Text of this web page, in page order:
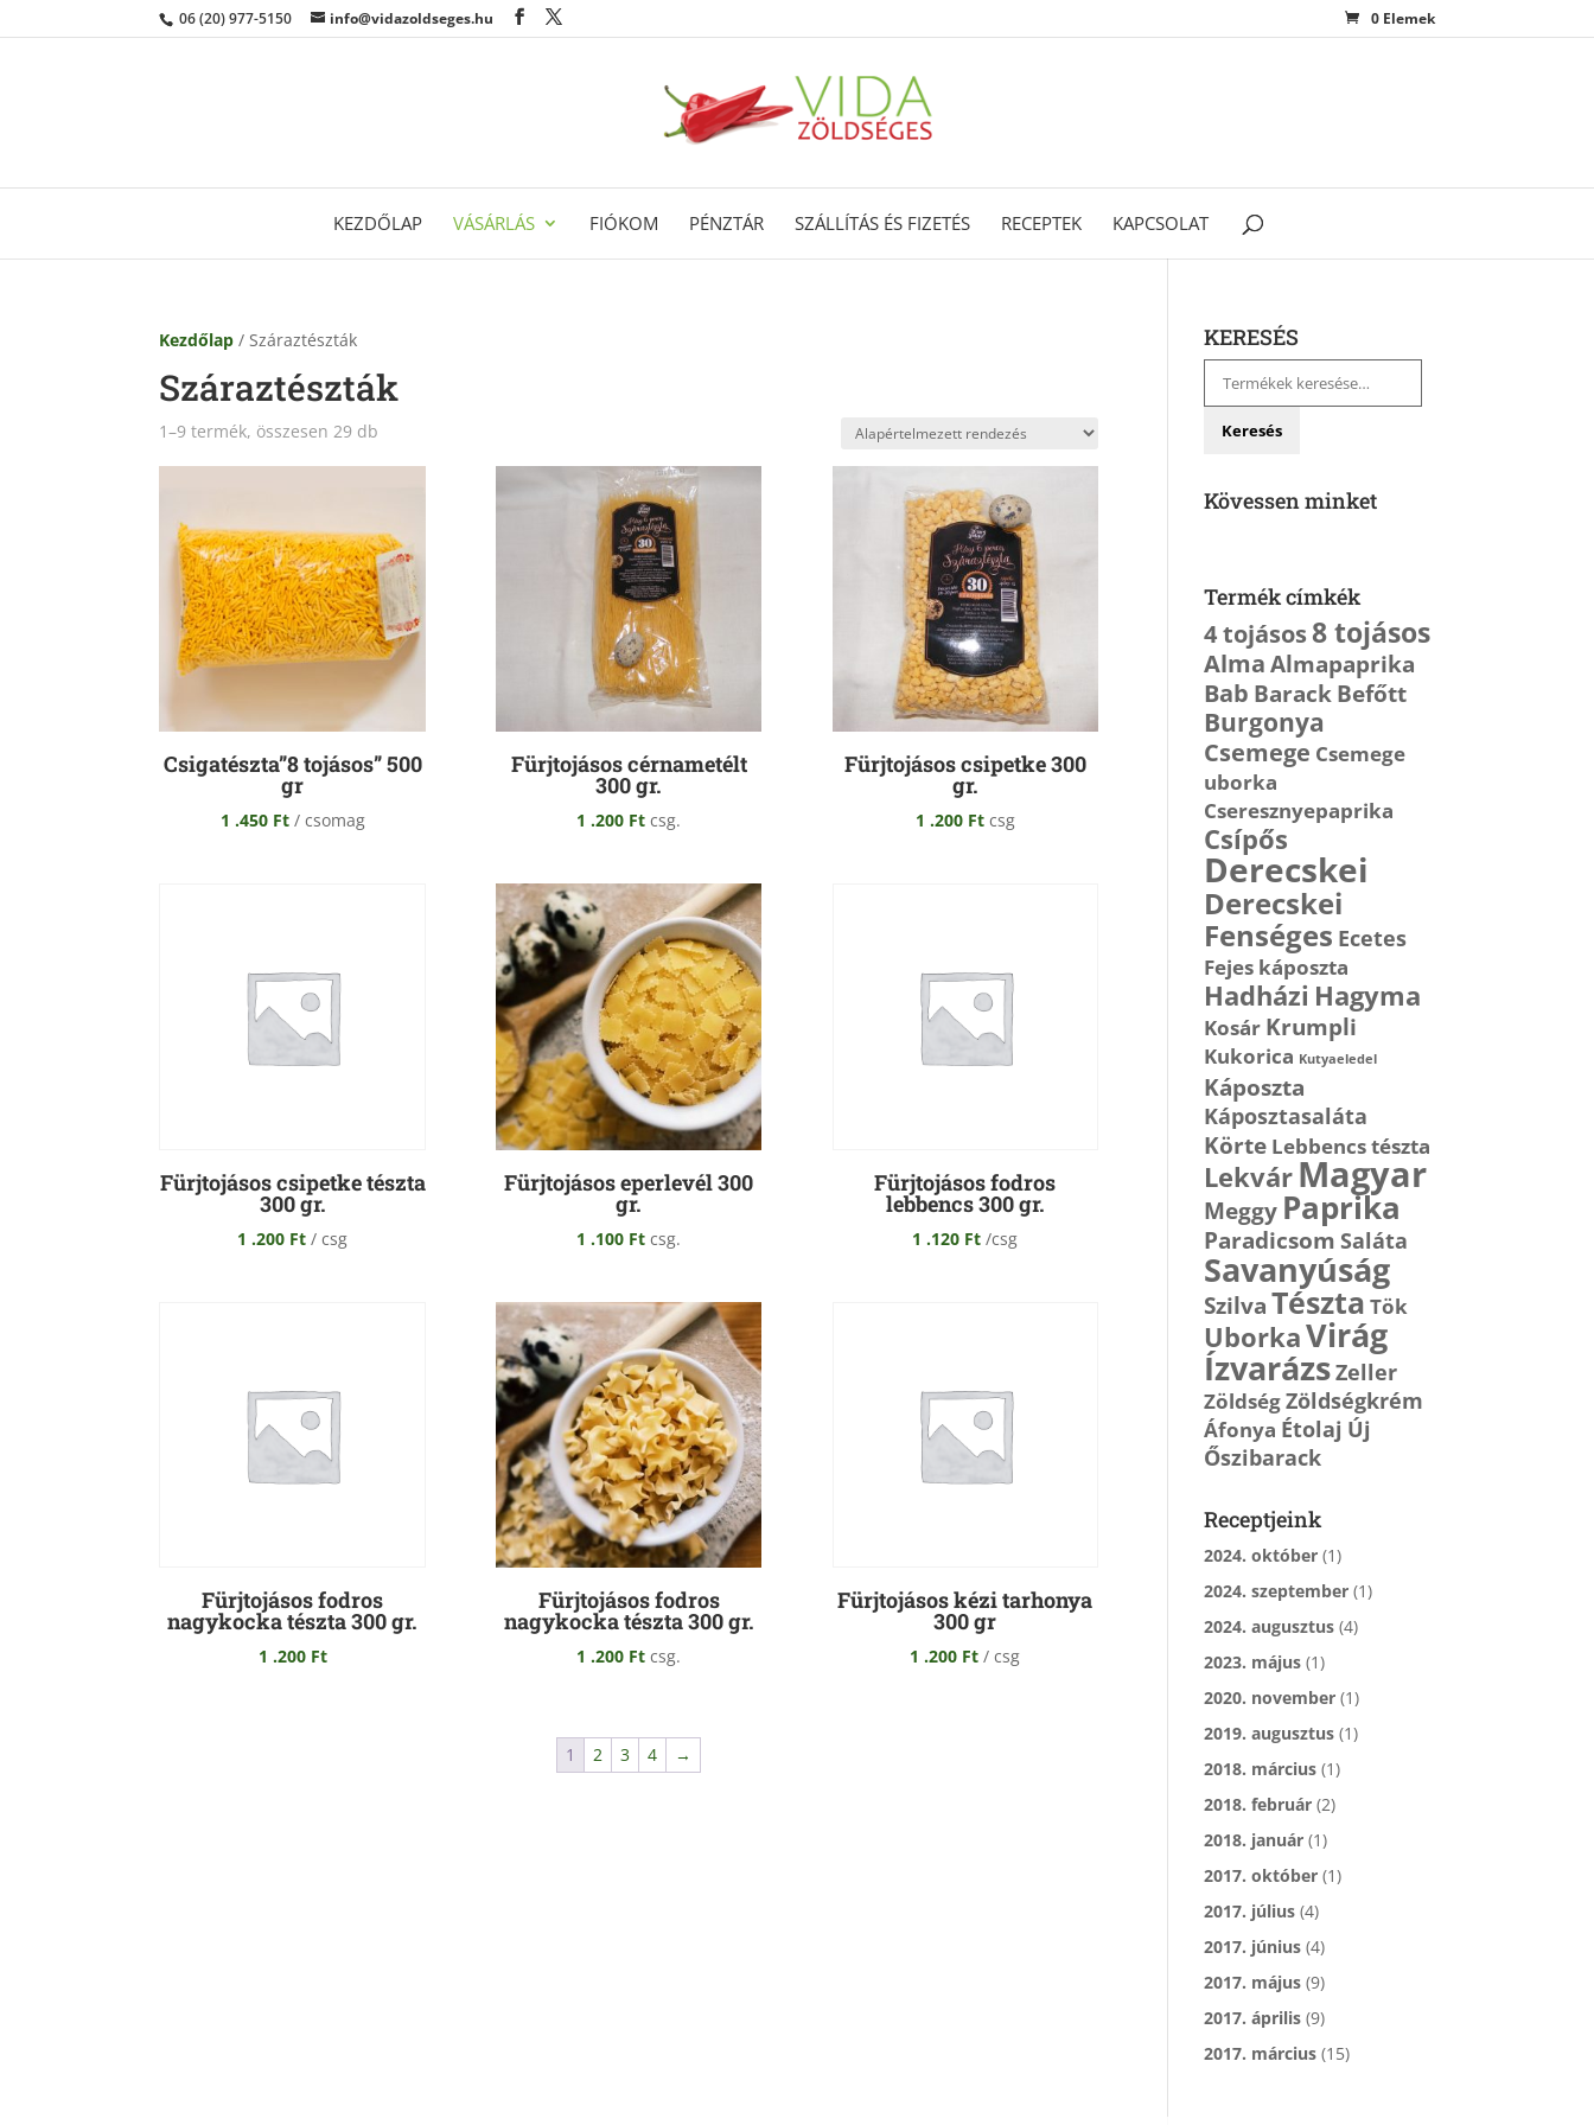
06 (20) 977-5150 info@vidazoldseges.hu 0 Elemek
KEZDŐLAP VÁSÁRLÁS FIÓKOM PÉNZTÁR SZÁLLÍTÁS ÉS FIZETÉS RECEPTEK KAPCSOLAT
Kezdőlap / Száraztészták
Száraztészták
1–9 termék, összesen 29 db
Csigatészta”8 tojásos” 500
gr
1 .450 Ft / csomag
Fürjtojásos cérnametélt
300 gr.
1 .200 Ft csg.
Fürjtojásos csipetke 300
gr.
1 .200 Ft csg
Fürjtojásos csipetke tészta
300 gr.
1 .200 Ft / csg
Fürjtojásos eperlevél 300
gr.
1 .100 Ft csg.
Fürjtojásos fodros
lebbencs 300 gr.
1 .120 Ft /csg
Fürjtojásos fodros
nagykocka tészta 300 gr.
1 .200 Ft
Fürjtojásos fodros
nagykocka tészta 300 gr.
1 .200 Ft csg.
Fürjtojásos kézi tarhonya
300 gr
1 .200 Ft / csg
1 2 3 4 →
KERESÉS
Keresés
következőre:
Keresés
Kövessen minket
Termék címkék
4 tojásos8 tojásos
AlmaAlmapaprika
Bab BarackBefőtt
Burgonya
Csemege Csemege
uborka
Cseresznyepaprika
Csípős
Derecskei
Derecskei
Fenséges Ecetes
Fejes káposzta
Hadházi Hagyma
Kosár Krumpli
Kukorica Kutyaeledel
Káposzta
Káposztasaláta
Körte Lebbencs tészta
LekvárMagyar
Meggy Paprika
Paradicsom Saláta
Savanyúság
SzilvaTészta Tök
UborkaVirág
ÍzvarázsZeller
ZöldségZöldségkrém
Áfonya Étolaj Új
Őszibarack
Receptjeink
2024. október (1)
2024. szeptember (1)
2024. augusztus (4)
2023. május (1)
2020. november (1)
2019. augusztus (1)
2018. március (1)
2018. február (2)
2018. január (1)
2017. október (1)
2017. július (4)
2017. június (4)
2017. május (9)
2017. április (9)
2017. március (15)